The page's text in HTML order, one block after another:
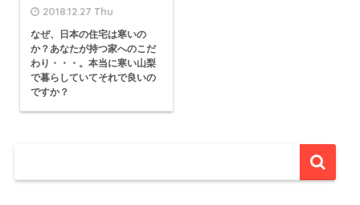
2018.12.27 Thu
なぜ、日本の住宅は寒いの
か？あなたが持つ家へのこだ
わり・・・。本当に寒い山梨
で暮らしていてそれで良いの
ですか？